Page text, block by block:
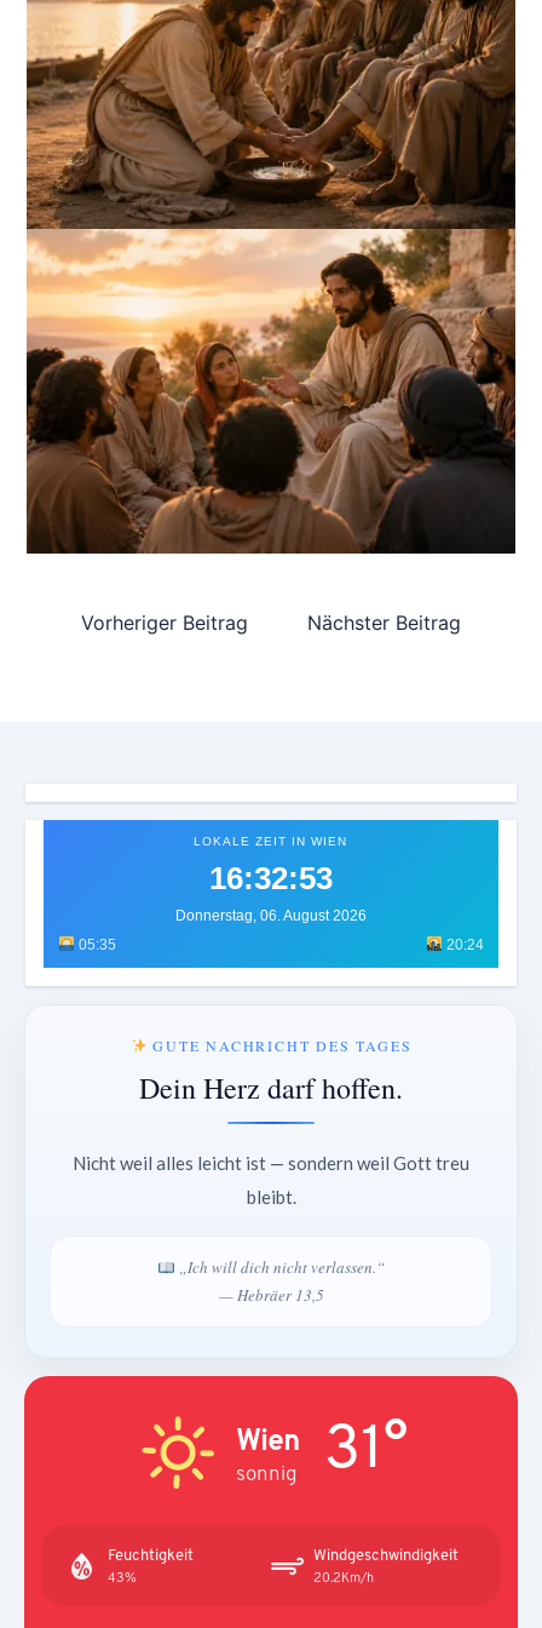
Vorheriger Beitrag Nächster Beitrag
LOKALE ZEIT IN WIEN
16:32:55
Donnerstag, 06. August 2026
05:35
20:24
GUTE NACHRICHT DES TAGES
Dein Herz darf hoffen.
Nicht weil alles leicht ist — sondern weil Gott treu
bleibt.
„Ich will dich nicht verlassen.“
— Hebräer 13,5
Wien
sonnig 31°
Feuchtigkeit
43%
Windgeschwindigkeit
20.2Km/h